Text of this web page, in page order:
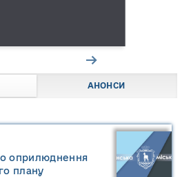
АНОНСИ
оприлюднення
плану